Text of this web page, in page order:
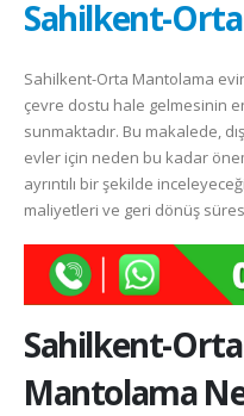
Sahilkent-
Sahilkent-Orta Mantolama
çevre dostu hale gelmesinin
sunmaktadır. Bu makalede,
evler için neden bu kadar
ayrıntılı bir şekilde
maliyetleri ve geri dönüş
Sahilkent-Orta
Mantolama